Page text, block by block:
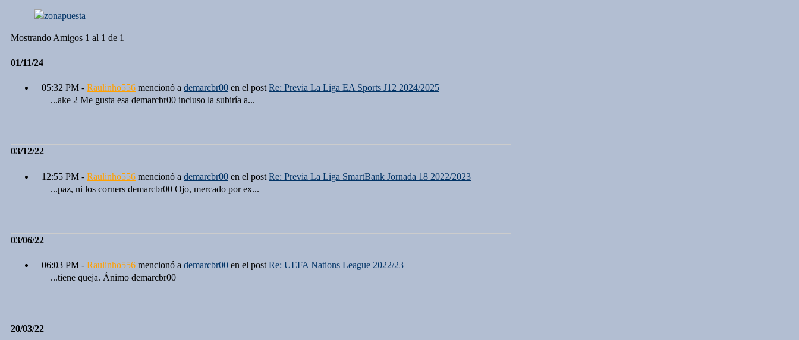
Mostrando Amigos 1 al 1 de 1
01/11/24
05:32 PM - Raulinho556 mencionó a demarcbr00 en el post Re: Previa La Liga EA Sports J12 2024/2025
...ake 2 Me gusta esa demarcbr00 incluso la subiría a...
03/12/22
12:55 PM - Raulinho556 mencionó a demarcbr00 en el post Re: Previa La Liga SmartBank Jornada 18 2022/2023
...paz, ni los corners demarcbr00 Ojo, mercado por ex...
03/06/22
06:03 PM - Raulinho556 mencionó a demarcbr00 en el post Re: UEFA Nations League 2022/23
...tiene queja. Ánimo demarcbr00
20/03/22